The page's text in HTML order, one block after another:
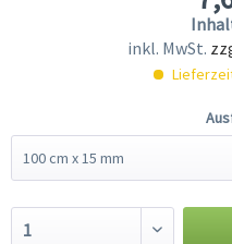
inkl. MwSt.